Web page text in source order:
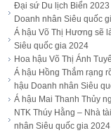
Đại sứ Du lịch Biển
Doanh nhân Siêu quốc
Á hậu Võ Thị Hương sẽ
Siêu quốc gia 2024
Hoa hậu Võ Thị Ánh
Á hậu Hồng Thắm rạng
hậu Doanh nhân Siêu
Á hậu Mai Thanh Thủy
NTK Thúy Hằng – Nhà
nhân Siêu quốc gia 2024